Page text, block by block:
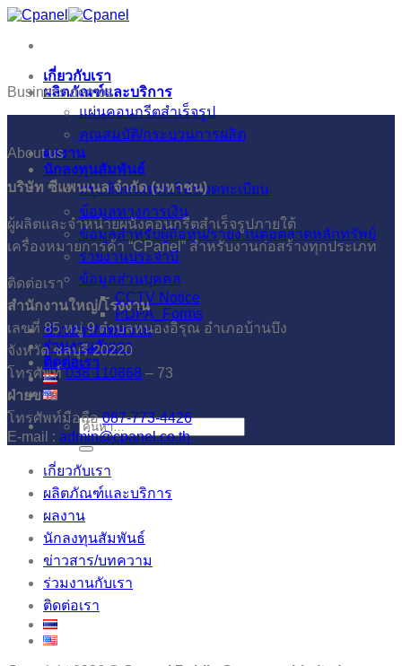
ข้าม
เนื้อหา
เกี่ยวกับเรา
ผลิตภัณฑ์และบริการ
แผ่นคอนกรีตสำเร็จรูป
คุณสมบัติ/กระบวนการผลิต
ผลงาน
นักลงทุนสัมพันธ์
สรุปข้อสนเทศบริษัทจดทะเบียน
ข้อมูลทางการเงิน
ข้อมูลสำหรับผู้ถือหุ้น/รายงานต่อตลาดหลักทรัพย์
รายงานประจำปี
ข้อมูลส่วนบุคคล
CCTV Notice
PDPA_Forms
ข่าวสาร/บทความ
ร่วมงานกับเรา
ติดต่อเรา
Business demos
About us
บริษัท ซีแพนเนล จำกัด (มหาชน)
ผู้ผลิตและจำหน่ายผนังคอนกรีตสำเร็จรูปภายใต้
เครื่องหมายการค้า “CPanel” สำหรับงานก่อสร้างทุกประเภท
ติดต่อเรา
สำนักงานใหญ่/โรงงาน
เลขที่ 85 หมู่ 9 ตำบลหนองอิรุณ อำเภอบ้านบึง
จังหวัด ชลบุรี 20220
โทรศัพท์038 110868 – 73
ฝ่ายขาย
โทรศัพท์มือถือ087-773-4426
E-mail : admin@cpanel.co.th
เกี่ยวกับเรา
ผลิตภัณฑ์และบริการ
ผลงาน
นักลงทุนสัมพันธ์
ข่าวสาร/บทความ
ร่วมงานกับเรา
ติดต่อเรา